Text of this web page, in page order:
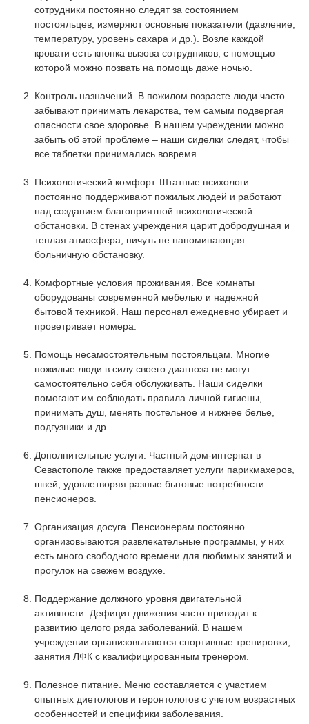
сотрудники постоянно следят за состоянием
постояльцев, измеряют основные показатели (давление,
температуру, уровень сахара и др.). Возле каждой
кровати есть кнопка вызова сотрудников, с помощью
которой можно позвать на помощь даже ночью.
Контроль назначений. В пожилом возрасте люди часто
забывают принимать лекарства, тем самым подвергая
опасности свое здоровье. В нашем учреждении можно
забыть об этой проблеме – наши сиделки следят, чтобы
все таблетки принимались вовремя.
Психологический комфорт. Штатные психологи
постоянно поддерживают пожилых людей и работают
над созданием благоприятной психологической
обстановки. В стенах учреждения царит добродушная и
теплая атмосфера, ничуть не напоминающая
больничную обстановку.
Комфортные условия проживания. Все комнаты
оборудованы современной мебелью и надежной
бытовой техникой. Наш персонал ежедневно убирает и
проветривает номера.
Помощь несамостоятельным постояльцам. Многие
пожилые люди в силу своего диагноза не могут
самостоятельно себя обслуживать. Наши сиделки
помогают им соблюдать правила личной гигиены,
принимать душ, менять постельное и нижнее белье,
подгузники и др.
Дополнительные услуги. Частный дом-интернат в
Севастополе также предоставляет услуги парикмахеров,
швей, удовлетворяя разные бытовые потребности
пенсионеров.
Организация досуга. Пенсионерам постоянно
организовываются развлекательные программы, у них
есть много свободного времени для любимых занятий и
прогулок на свежем воздухе.
Поддержание должного уровня двигательной
активности. Дефицит движения часто приводит к
развитию целого ряда заболеваний. В нашем
учреждении организовываются спортивные тренировки,
занятия ЛФК с квалифицированным тренером.
Полезное питание. Меню составляется с участием
опытных диетологов и геронтологов с учетом возрастных
особенностей и специфики заболевания.